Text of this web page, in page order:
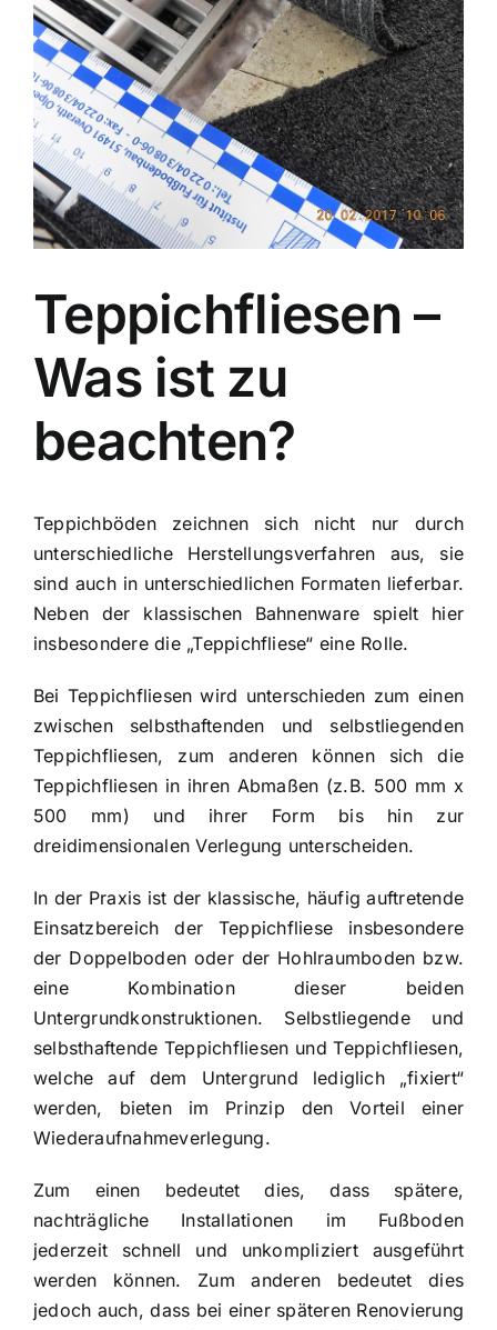
Teppichfliesen –
Was ist zu
beachten?
Teppichböden zeichnen sich nicht nur durch
unterschiedliche Herstellungsverfahren aus, sie
sind auch in unterschiedlichen Formaten lieferbar.
Neben der klassischen Bahnenware spielt hier
insbesondere die „Teppichfliese“ eine Rolle.
Bei Teppichfliesen wird unterschieden zum einen
zwischen selbsthaftenden und selbstliegenden
Teppichfliesen, zum anderen können sich die
Teppichfliesen in ihren Abmaßen (z.B. 500 mm x
500 mm) und ihrer Form bis hin zur
dreidimensionalen Verlegung unterscheiden.
In der Praxis ist der klassische, häufig auftretende
Einsatzbereich der Teppichfliese insbesondere
der Doppelboden oder der Hohlraumboden bzw.
eine Kombination dieser beiden
Untergrundkonstruktionen. Selbstliegende und
selbsthaftende Teppichfliesen und Teppichfliesen,
welche auf dem Untergrund lediglich „fixiert“
werden, bieten im Prinzip den Vorteil einer
Wiederaufnahmeverlegung.
Zum einen bedeutet dies, dass spätere,
nachträgliche Installationen im Fußboden
jederzeit schnell und unkompliziert ausgeführt
werden können. Zum anderen bedeutet dies
jedoch auch, dass bei einer späteren Renovierung